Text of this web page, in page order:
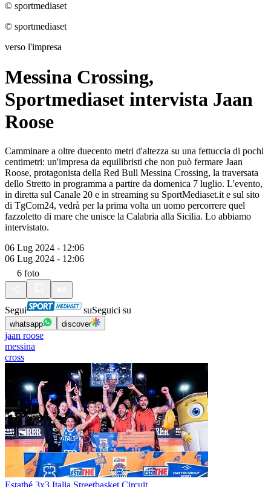
© sportmediaset
© sportmediaset
verso l'impresa
Messina Crossing,
Sportmediaset intervista Jaan
Roose
Camminare a oltre duecento metri d'altezza su una fettuccia di pochi
centimetri: un'impresa da equilibristi che non può fermare Jaan
Roose, protagonista della Red Bull Messina Crossing, la traversata
dello Stretto in programma a partire da domenica 7 luglio. L'evento,
in diretta sul Canale 20 e in streaming su SportMediaset.it e sul sito
di TgCom24, vedrà per la prima volta un uomo percorrere quel
fazzoletto di mare che unisce la Calabria alla Sicilia. Lo abbiamo
intervistato.
06 Lug 2024 - 12:06
06 Lug 2024 - 12:06
6 foto
Segui suSeguici su
whatsapp discover
jaan roose
messina
cross